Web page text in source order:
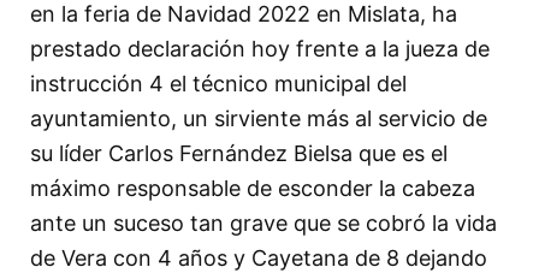
en la feria de Navidad 2022 en Mislata, ha
prestado declaración hoy frente a la jueza de
instrucción 4 el técnico municipal del
ayuntamiento, un sirviente más al servicio de
su líder Carlos Fernández Bielsa que es el
máximo responsable de esconder la cabeza
ante un suceso tan grave que se cobró la vida
de Vera con 4 años y Cayetana de 8 dejando